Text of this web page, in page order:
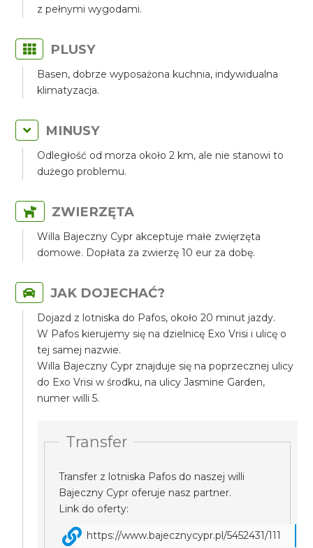
z pełnymi wygodami.
PLUSY
Basen, dobrze wyposażona kuchnia, indywidualna
klimatyzacja.
MINUSY
Odległość od morza około 2 km, ale nie stanowi to
dużego problemu.
ZWIERZĘTA
Willa Bajeczny Cypr akceptuje małe zwięrzęta
domowe. Dopłata za zwierzę 10 eur za dobę.
JAK DOJECHAĆ?
Dojazd z lotniska do Pafos, około 20 minut jazdy.
W Pafos kierujemy się na dzielnicę Exo Vrisi i ulicę o
tej samej nazwie.
Willa Bajeczny Cypr znajduje się na poprzecznej ulicy
do Exo Vrisi w środku, na ulicy Jasmine Garden,
numer willi 5.
Transfer
Transfer z lotniska Pafos do naszej willi
Bajeczny Cypr oferuje nasz partner.
Link do oferty:
https://www.bajecznycypr.pl/5452431/111